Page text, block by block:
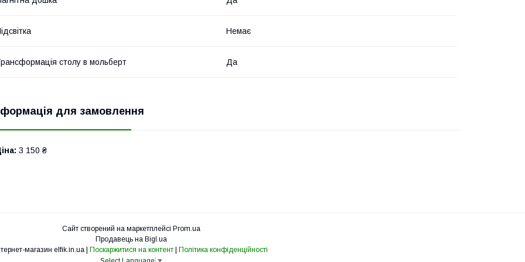
Немає
столу в мольберт Да
для замовлення
3 150 ₴
Сайт створений на маркетплейсі Prom.ua
Продавець на Bigl.ua
Поскаржитися на контент
Політика конфіденційності